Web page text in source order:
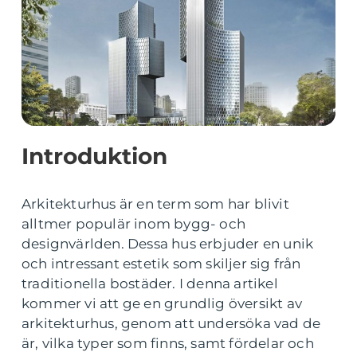
Introduktion
Arkitekturhus är en term som har blivit
alltmer populär inom bygg- och
designvärlden. Dessa hus erbjuder en unik
och intressant estetik som skiljer sig från
traditionella bostäder. I denna artikel
kommer vi att ge en grundlig översikt av
arkitekturhus, genom att undersöka vad de
är, vilka typer som finns, samt fördelar och